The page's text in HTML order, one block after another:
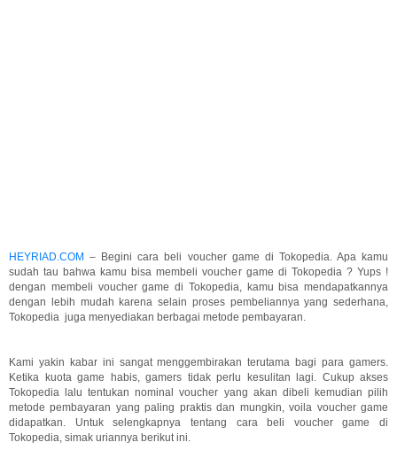
HEYRIAD.COM – Begini cara beli voucher game di Tokopedia. Apa kamu
sudah tau bahwa kamu bisa membeli voucher game di Tokopedia ? Yups !
dengan membeli voucher game di Tokopedia, kamu bisa mendapatkannya
dengan lebih mudah karena selain proses pembeliannya yang sederhana,
Tokopedia juga menyediakan berbagai metode pembayaran.
Kami yakin kabar ini sangat menggembirakan terutama bagi para gamers.
Ketika kuota game habis, gamers tidak perlu kesulitan lagi. Cukup akses
Tokopedia lalu tentukan nominal voucher yang akan dibeli kemudian pilih
metode pembayaran yang paling praktis dan mungkin, voila voucher game
didapatkan. Untuk selengkapnya tentang cara beli voucher game di
Tokopedia, simak uriannya berikut ini.